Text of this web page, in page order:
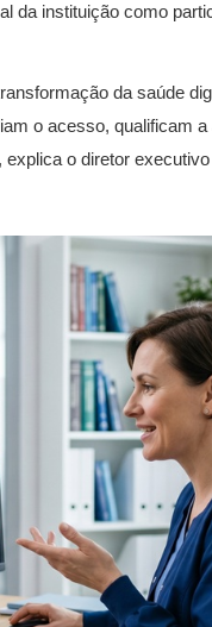
da instituição como
da saúde
o acesso, qualificam
o diretor